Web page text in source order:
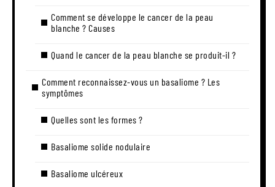
Comment se développe le cancer de la peau
blanche ? Causes
Quand le cancer de la peau blanche se produit-il ?
Comment reconnaissez-vous un basaliome ? Les
symptômes
Quelles sont les formes ?
Basaliome solide nodulaire
Basaliome ulcéreux